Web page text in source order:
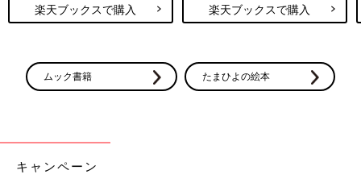
楽天ブックスで購入 楽天ブックスで購入
ムック書籍 たまひよの絵本
キャンペーン